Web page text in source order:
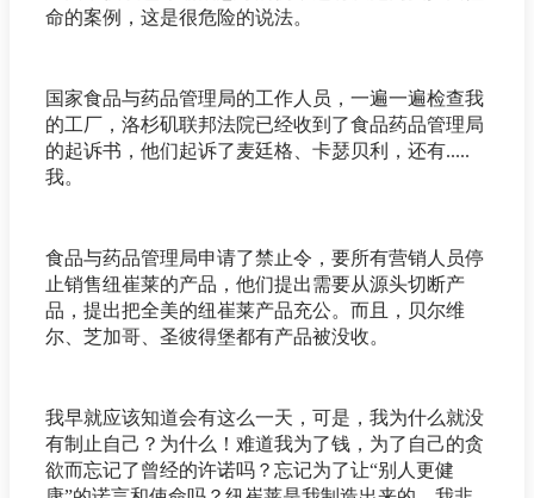
命的案例，这是很危险的说法。
国家食品与药品管理局的工作人员，一遍一遍检查我
的工厂，洛杉矶联邦法院已经收到了食品药品管理局
的起诉书，他们起诉了麦廷格、卡瑟贝利，还有.....
我。
食品与药品管理局申请了禁止令，要所有营销人员停
止销售纽崔莱的产品，他们提出需要从源头切断产
品，提出把全美的纽崔莱产品充公。而且，贝尔维
尔、芝加哥、圣彼得堡都有产品被没收。
我早就应该知道会有这么一天，可是，我为什么就没
有制止自己？为什么！难道我为了钱，为了自己的贪
欲而忘记了曾经的许诺吗？忘记为了让“别人更健